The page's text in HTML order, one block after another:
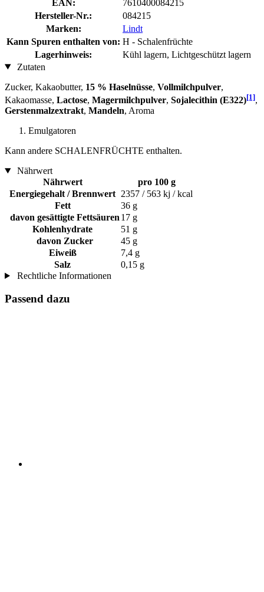
EAN:
7610400084215
Hersteller-Nr.:
084215
Marken:
Lindt
Kann Spuren enthalten von: H - Schalenfrüchte
Lagerhinweis:
Kühl lagern, Lichtgeschützt lagern
Zutaten
Zucker, Kakaobutter, 15 % Haselnüsse, Vollmilchpulver,
Kakaomasse, Lactose, Magermilchpulver, Sojalecithin (E322)[1],
Gerstenmalzextrakt, Mandeln, Aroma
Emulgatoren
Kann andere SCHALENFRÜCHTE enthalten.
Nährwert
Nährwert
pro 100 g
Energiegehalt / Brennwert 2357 / 563 kj / kcal
Fett
36 g
davon gesättigte Fettsäuren 17 g
Kohlenhydrate
51 g
davon Zucker
45 g
Eiweiß
7,4 g
Salz
0,15 g
Rechtliche Informationen
Passend dazu